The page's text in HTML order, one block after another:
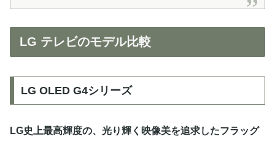
LG テレビのモデル比較
LG OLED G4シリーズ
LG史上最高輝度の、光り輝く映像美を追求したフラッグ